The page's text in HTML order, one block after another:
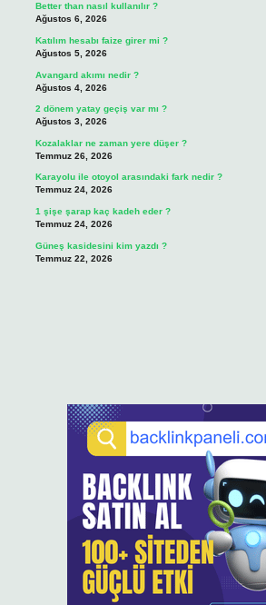
Better than nasıl kullanılır ?
Ağustos 6, 2026
Katılım hesabı faize girer mi ?
Ağustos 5, 2026
Avangard akımı nedir ?
Ağustos 4, 2026
2 dönem yatay geçiş var mı ?
Ağustos 3, 2026
Kozalaklar ne zaman yere düşer ?
Temmuz 26, 2026
Karayolu ile otoyol arasındaki fark nedir ?
Temmuz 24, 2026
1 şişe şarap kaç kadeh eder ?
Temmuz 24, 2026
Güneş kasidesini kim yazdı ?
Temmuz 22, 2026